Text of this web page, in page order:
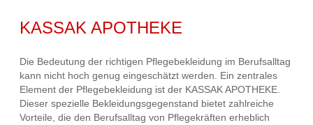
KASSAK APOTHEKE
Die Bedeutung der richtigen Pflegebekleidung im Berufsalltag
kann nicht hoch genug eingeschätzt werden. Ein zentrales
Element der Pflegebekleidung ist der KASSAK APOTHEKE.
Dieser spezielle Bekleidungsgegenstand bietet zahlreiche
Vorteile, die den Berufsalltag von Pflegekräften erheblich